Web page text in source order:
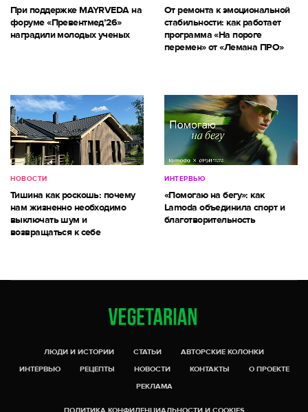
При поддержке MAYRVEDA на
форуме «Превентмед’26»
наградили молодых ученых
От ремонта к эмоциональной
стабильности: как работает
программа «На пороге
перемен» от «Лемана ПРО»
НОВОСТИ
Тишина как роскошь: почему
нам жизненно необходимо
выключать шум и
возвращаться к себе
ИНТЕРВЬЮ
«Помогаю на бегу»: как
Lamoda объединила спорт и
благотворительность
ЛЮДИ И ИСТОРИИ СТАТЬИ
АВТОРСКИЕ КОЛОНКИ
ИНТЕРВЬЮ
РЕЦЕПТЫ НОВОСТИ КОНТАКТЫ
О ПРОЕКТЕ
РЕКЛАМА